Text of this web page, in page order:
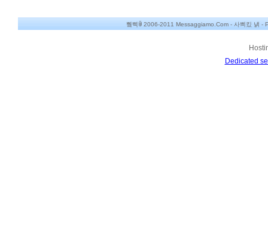
쀀삑ꂌ 2006-2011 Messaggiamo.Com - 사쁴킸 냵 -
Dedicated